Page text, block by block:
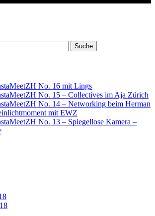
No. 16 mit Lings
No. 15 – Collectives im Aja Zürich
No. 14 – Networking beim Herman
mit EWZ
No. 13 – Spiegellose Kamera –